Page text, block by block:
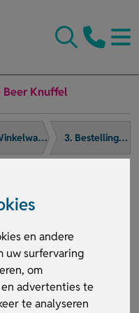
en andere
uw surfervaring
om
advertenties te
te analyseren
Beer Knuffel
2. Winkelwagen 3. Bestelling afronden